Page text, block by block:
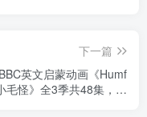
下一篇
BBC英文启蒙动画《Humf
毛怪》全3季共48集，标